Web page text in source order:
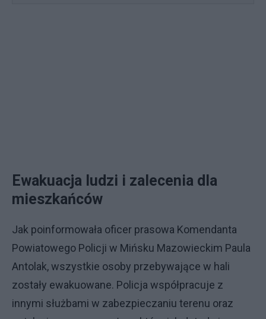
Ewakuacja ludzi i zalecenia dla
mieszkańców
Jak poinformowała oficer prasowa Komendanta
Powiatowego Policji w Mińsku Mazowieckim Paula
Antolak, wszystkie osoby przebywające w hali
zostały ewakuowane. Policja współpracuje z
innymi służbami w zabezpieczaniu terenu oraz